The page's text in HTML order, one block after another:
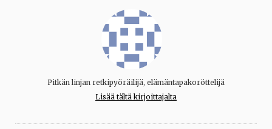
Pitkän linjan retkipyöräilijä, elämäntapakoröttelijä
Lisää tältä kirjoittajalta